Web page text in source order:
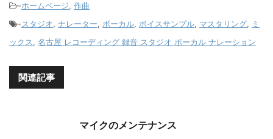
-ホームページ, 作曲
-スタジオ, ナレーター, ボーカル, ボイスサンプル, マスタリング, ミ
ックス, 名古屋 レコーディング 録音 スタジオ ボーカル ナレーション
関連記事
マイクのメンテナンス